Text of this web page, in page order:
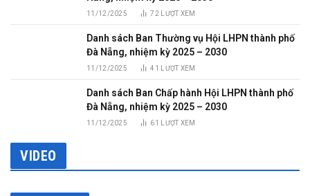
11/12/2025 72 LƯỢT XEM
Danh sách Ban Thường vụ Hội LHPN thành phố
Đà Nẵng, nhiệm kỳ 2025 – 2030
11/12/2025 41 LƯỢT XEM
Danh sách Ban Chấp hành Hội LHPN thành phố
Đà Nẵng, nhiệm kỳ 2025 – 2030
11/12/2025 61 LƯỢT XEM
VIDEO